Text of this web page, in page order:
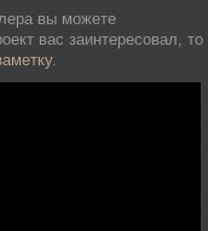
вы можете
вас заинтересовал, то
.